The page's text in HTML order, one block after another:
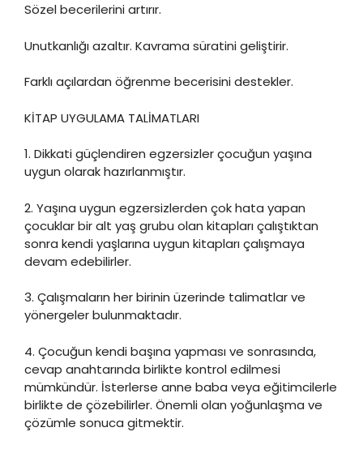
Sözel becerilerini artırır.
Unutkanlığı azaltır. Kavrama süratini geliştirir.
Farklı açılardan öğrenme becerisini destekler.
KİTAP UYGULAMA TALİMATLARI
1. Dikkati güçlendiren egzersizler çocuğun yaşına
uygun olarak hazırlanmıştır.
2. Yaşına uygun egzersizlerden çok hata yapan
çocuklar bir alt yaş grubu olan kitapları çalıştıktan
sonra kendi yaşlarına uygun kitapları çalışmaya
devam edebilirler.
3. Çalışmaların her birinin üzerinde talimatlar ve
yönergeler bulunmaktadır.
4. Çocuğun kendi başına yapması ve sonrasında,
cevap anahtarında birlikte kontrol edilmesi
mümkündür. İsterlerse anne baba veya eğitimcilerle
birlikte de çözebilirler. Önemli olan yoğunlaşma ve
çözümle sonuca gitmektir.